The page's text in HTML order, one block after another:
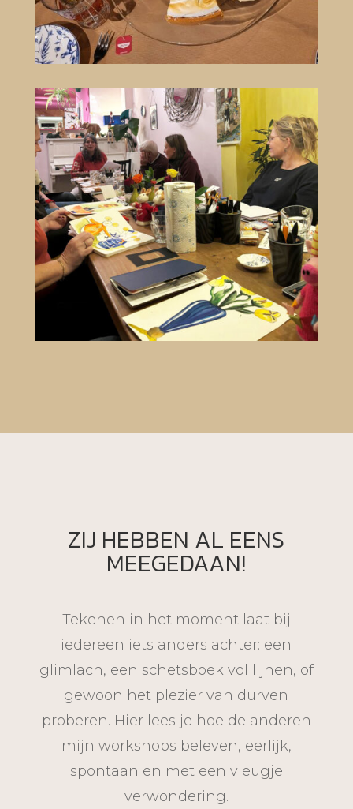
ZIJ HEBBEN AL EENS
MEEGEDAAN!
Tekenen in het moment laat bij
iedereen iets anders achter: een
glimlach, een schetsboek vol lijnen, of
gewoon het plezier van durven
proberen. Hier lees je hoe de anderen
mijn workshops beleven, eerlijk,
spontaan en met een vleugje
verwondering.